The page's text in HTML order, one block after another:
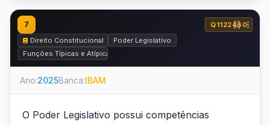
7
Q1122460
Direito Constitucional
Poder Legislativo
Funções Típicas e Atípicas
Ano:2025Banca:IBAM
O Poder Legislativo possui competências